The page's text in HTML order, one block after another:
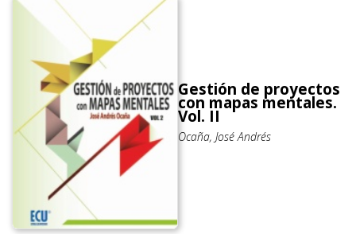
Gestión de proyectos
con mapas mentales.
Vol. II
Ocaña, José Andrés